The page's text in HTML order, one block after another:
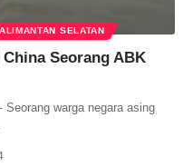
SELATAN
Seorang ABK
Seorang warga negara asing